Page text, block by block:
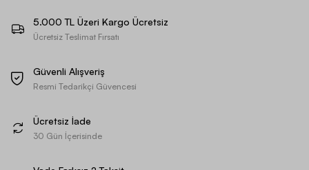
5.000 TL Üzeri Kargo Ücretsiz
Ücretsiz Teslimat Fırsatı
Güvenli Alışveriş
Resmi Tedarikçi Güvencesi
Ücretsiz İade
30 Gün İçerisinde